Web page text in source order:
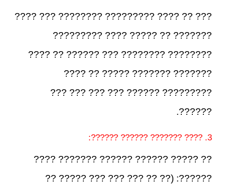
??? ?? ???? ????????? ???????? ??? ????
??????? ?? ????? ???? ?????????
???????? ???????? ??? ?????? ?? ????
??????? ??????? ????? ?? ????
????????? ?????? ??? ??? ??? ???
??????.
3. ???? ??????? ?????? ??????:
?? ????? ?????? ?????? ??????? ????
??????: (?? ?? ??? ??? ??? ????? ??